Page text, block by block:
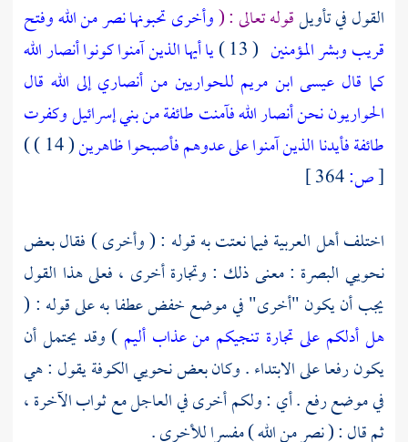
القول في تأويلقوله تعالى : (وأخرى تحبونها نصر من الله وفتح
قريب وبشر المؤمنين ( 13 )
يا أيها الذين آمنوا كونوا أنصار الله
كما قال عيسى ابن مريم للحواريين من أنصاري إلى الله قال
الحواريون نحن أنصار الله فآمنت طائفة من بني إسرائيل وكفرت
طائفة فأيدنا الذين آمنوا على عدوهم فأصبحوا ظاهرين( 14 ) )
[ص:
اختلف أهل العربية فيما نعتت به قوله : ( وأخرى ) فقال بعض
نحويي البصرة : معنى ذلك : وتجارة أخرى ، فعلى هذا القول
يجب أن يكون "أخرى" في موضع خفض عطفا به على قوله : (
هل أدلكم على تجارة تنجيكم من عذاب أليم ) وقد يحتمل أن
يكون رفعا على الابتداء . وكان بعض نحوييالكوفةيقول : هي
في موضع رفع . أي : ولكم أخرى في العاجل مع ثواب الآخرة ،
ثم قال : ( نصر من الله ) مفسرا للأخرى .